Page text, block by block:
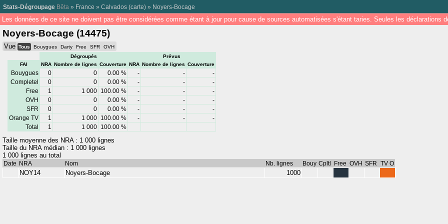
Stats-Dégroupage Bêta » France » Calvados (carte) » Noyers-Bocage
Les données de ce site ne doivent pas être considérées comme étant à jour pour cause de sources automatisées s'étant taries. Seules les déclarations
Noyers-Bocage (14475)
Vue Tous Bouygues Darty Free SFR
OVH
Dégroupés
Prévus
FAI
NRA Nombre de lignes Couverture NRA Nombre de lignes Couverture
Bouygues 0 0 0.00 % - -
-
Completel
0 0 0.00 % - -
-
Free
1 1 000 100.00 % - -
-
OVH
0 0 0.00 % - -
-
SFR
0 0 0.00 % - -
-
Orange TV
1 1 000 100.00 % - -
-
Total
1 1 000 100.00 %
Taille moyenne des NRA : 1 000 lignes
Taille du NRA médian : 1 000 lignes
1 000 lignes au total
Date NRA Nom Nb. lignes Bouy Cpltl Free OVH SFR TV O
NOY14 Noyers-Bocage 1000